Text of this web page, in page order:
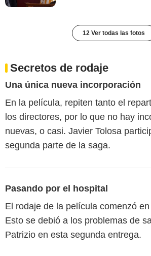
12 Ver todas las fotos
Secretos de rodaje
Una única nueva incorporación
En la película, repiten tanto el
los directores, por lo que no hay
nuevas, o casi. Javier Tolosa
segunda parte de la saga.
Pasando por el hospital
El rodaje de la película comenzó
Esto se debió a los problemas de
Patrizio en esta segunda entrega.